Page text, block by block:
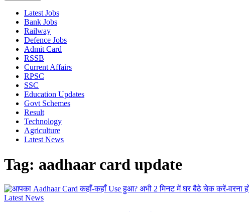
Latest Jobs
Bank Jobs
Railway
Defence Jobs
Admit Card
RSSB
Current Affairs
RPSC
SSC
Education Updates
Govt Schemes
Result
Technology
Agriculture
Latest News
Tag: aadhaar card update
Latest News